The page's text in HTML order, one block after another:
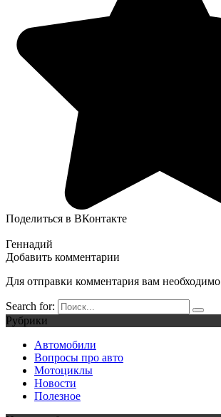
Поделиться в ВКонтакте
Геннадий
Добавить комментарии
Для отправки комментария вам необходимо
Search for:
Рубрики
Автомобили
Вопросы про авто
Мотоциклы
Новости
Полезное